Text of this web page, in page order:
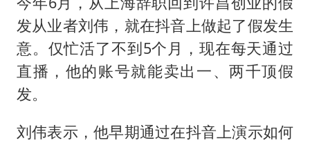
发从业者刘伟，就在抖音上做起了假发生
意。仅忙活了不到5个月，现在每天通过
直播，他的账号就能卖出一、两千顶假
发。
刘伟表示，他早期通过在抖音上演示如何